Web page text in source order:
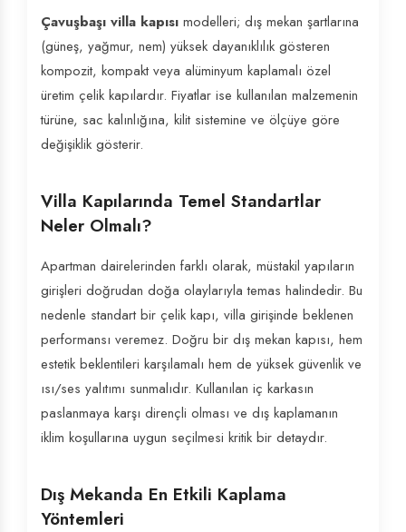
Çavuşbaşı villa kapısı modelleri; dış mekan şartlarına
(güneş, yağmur, nem) yüksek dayanıklılık gösteren
kompozit, kompakt veya alüminyum kaplamalı özel
üretim çelik kapılardır. Fiyatlar ise kullanılan malzemenin
türüne, sac kalınlığına, kilit sistemine ve ölçüye göre
değişiklik gösterir.
Villa Kapılarında Temel Standartlar
Neler Olmalı?
Apartman dairelerinden farklı olarak, müstakil yapıların
girişleri doğrudan doğa olaylarıyla temas halindedir. Bu
nedenle standart bir çelik kapı, villa girişinde beklenen
performansı veremez. Doğru bir dış mekan kapısı, hem
estetik beklentileri karşılamalı hem de yüksek güvenlik ve
ısı/ses yalıtımı sunmalıdır. Kullanılan iç karkasın
paslanmaya karşı dirençli olması ve dış kaplamanın
iklim koşullarına uygun seçilmesi kritik bir detaydır.
Dış Mekanda En Etkili Kaplama
Yöntemleri